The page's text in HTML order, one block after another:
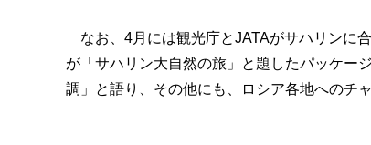
なお、4月には観光庁とJATAがサハリンに
が「サハリン大自然の旅」と題したパッケー
調」と語り、その他にも、ロシア各地へのチ